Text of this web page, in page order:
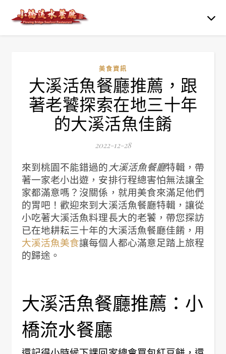
美食資訊
大溪活魚餐廳推薦，跟
著老饕探索在地三十年
的大溪活魚佳餚
2022-12-28
來到桃園不能錯過的大溪活魚餐廳特輯，帶
著一家老小出遊，安排行程總害怕無法讓全
家都滿意嗎？沒關係，就用美食來滿足他們
的胃吧！歡迎來到大溪活魚餐廳特輯，讓從
小吃著大溪活魚料理長大的老饕，帶您探訪
已在地耕耘三十年的大溪活魚餐廳佳餚，用
大溪活魚美食讓每個人都心滿意足踏上旅程
的歸途。
大溪活魚餐廳推薦：小
橋流水餐廳